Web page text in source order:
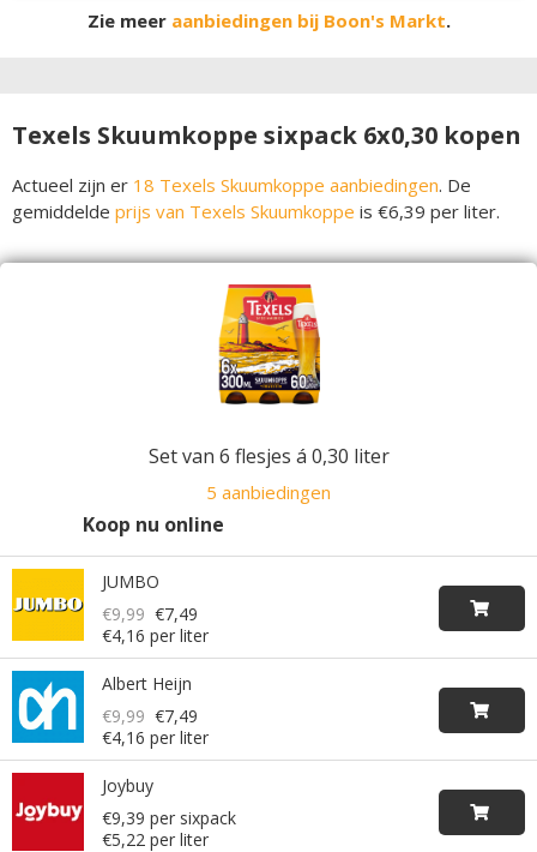
Zie meer aanbiedingen bij Boon's Markt.
Texels Skuumkoppe sixpack 6x0,30 kopen
Actueel zijn er 18 Texels Skuumkoppe aanbiedingen. De
gemiddelde prijs van Texels Skuumkoppe is €6,39 per liter.
Set van 6 flesjes á 0,30 liter
5 aanbiedingen
Koop nu online
JUMBO
€9,99 €7,49
€4,16 per liter
Albert Heijn
€9,99 €7,49
€4,16 per liter
Joybuy
€9,39 per sixpack
€5,22 per liter